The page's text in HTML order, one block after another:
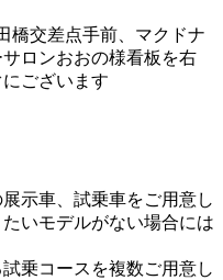
橋交差点手前、マクドナ
ロンおおの様看板を右
ございます
示車、試乗車をご用意し
いモデルがない場合には
乗コースを複数ご用意し